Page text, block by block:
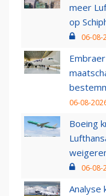
meer
op
06-08-
06-08-
Boeing
06-08-
Analyse